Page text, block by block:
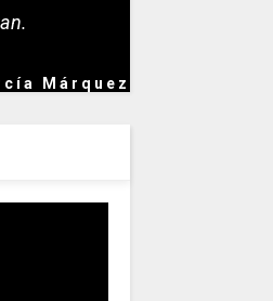
Márquez